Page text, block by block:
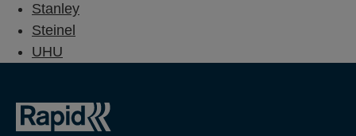
Stanley
Steinel
UHU